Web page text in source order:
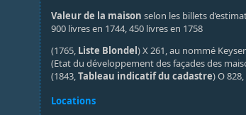
Valeur de la maison selon les billets
900 livres en 1744, 450 livres en 1758
(1765, Liste Blondel) X 261, au nommé Keyser
(Etat du développement des façades des
(1843, Tableau indicatif du cadastre) O
Locations